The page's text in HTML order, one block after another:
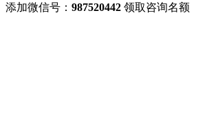
添加微信号： 987520442 领取咨询名额